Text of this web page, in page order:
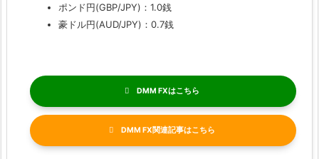
ポンド円(GBP/JPY)：1.0銭
豪ドル円(AUD/JPY)：0.7銭
DMM FX
DMM FX関連記事